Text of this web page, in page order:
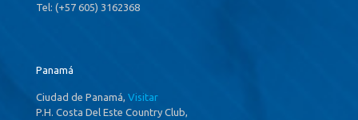
Tel: (+57 605) 3162368
Panamá
Ciudad de Panamá, Visitar
P.H. Costa Del Este Country Club,